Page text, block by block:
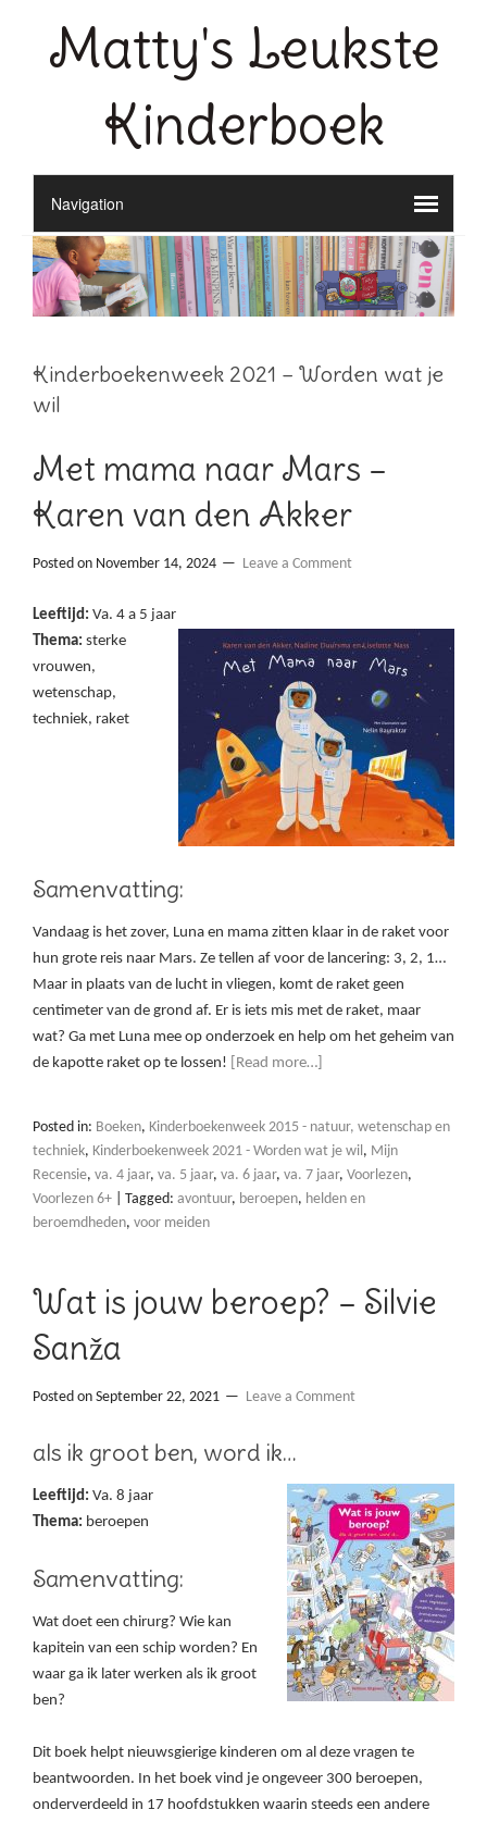
Matty's Leukste
Kinderboek
Kinderboekenweek 2021 – Worden wat je
wil
Met mama naar Mars –
Karen van den Akker
Posted on November 14, 2024 Leave a Comment
Leeftijd: Va. 4 a 5 jaar
Thema: sterke
vrouwen,
wetenschap,
techniek, raket
Samenvatting:
Vandaag is het zover, Luna en mama zitten klaar in de raket voor
hun grote reis naar Mars. Ze tellen af voor de lancering: 3, 2, 1…
Maar in plaats van de lucht in vliegen, komt de raket geen
centimeter van de grond af. Er is iets mis met de raket, maar
wat? Ga met Luna mee op onderzoek en help om het geheim van
de kapotte raket op te lossen!
[Read more…]
Posted in: Boeken, Kinderboekenweek 2015 - natuur, wetenschap en
techniek, Kinderboekenweek 2021 - Worden wat je wil, Mijn
Recensie, va. 4 jaar, va. 5 jaar, va. 6 jaar, va. 7 jaar, Voorlezen,
Voorlezen 6+
Tagged: avontuur, beroepen, helden en
beroemdheden, voor meiden
Wat is jouw beroep? – Silvie
Sanža
Posted on September 22, 2021 Leave a Comment
als ik groot ben, word ik…
Leeftijd: Va. 8 jaar
Thema: beroepen
Samenvatting:
Wat doet een chirurg? Wie kan
kapitein van een schip worden? En
waar ga ik later werken als ik groot
ben?
Dit boek helpt nieuwsgierige kinderen om al deze vragen te
beantwoorden. In het boek vind je ongeveer 300 beroepen,
onderverdeeld in 17 hoofdstukken waarin steeds een andere